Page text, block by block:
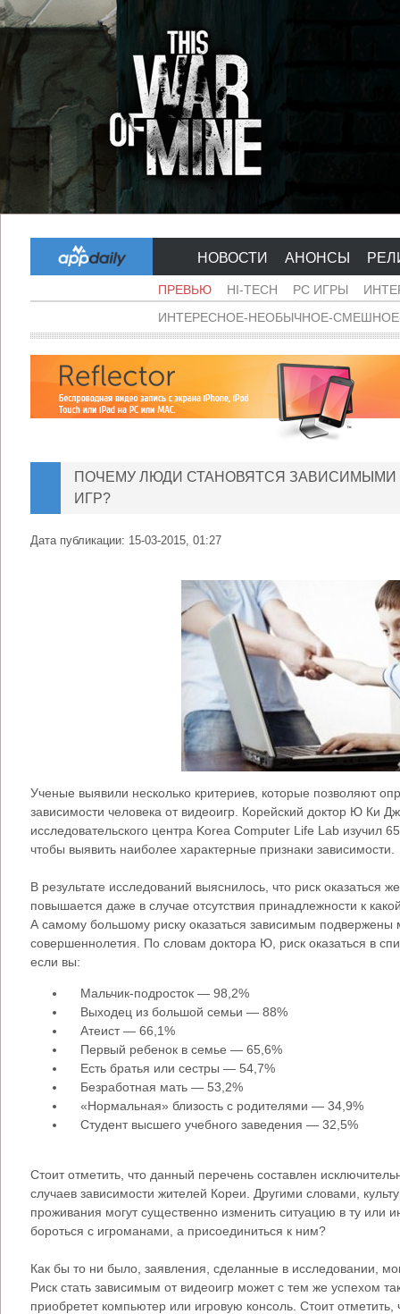
НОВОСТИ АНОНСЫ
ПРЕВЬЮ HI-TECH PC ИГРЫ
ИНТЕРЕСНОЕ-НЕОБЫЧНОЕ-
ПОЧЕМУ ЛЮДИ СТАНОВЯТСЯ
ИГР?
Дата публикации: 15-03-2015, 01:27
Ученые выявили несколько критериев, которые позволяют
зависимости человека от видеоигр. Корейский доктор Ю Ки
исследовательского центра Korea Computer Life Lab изучил
чтобы выявить наиболее характерные признаки зависимости.
В результате исследований выяснилось, что риск оказаться
повышается даже в случае отсутствия принадлежности к
А самому большому риску оказаться зависимым подвержены
совершеннолетия. По словам доктора Ю, риск оказаться в
если вы:
Мальчик-подросток — 98,2%
Выходец из большой семьи — 88%
Атеист — 66,1%
Первый ребенок в семье — 65,6%
Есть братья или сестры — 54,7%
Безработная мать — 53,2%
«Нормальная» близость с родителями — 34,9%
Студент высшего учебного заведения — 32,5%
Стоит отметить, что данный перечень составлен
случаев зависимости жителей Кореи. Другими словами,
проживания могут существенно изменить ситуацию в ту или
бороться с игроманами, а присоединиться к ним?
Как бы то ни было, заявления, сделанные в исследовании,
Риск стать зависимым от видеоигр может с тем же успехом
приобретет компьютер или игровую консоль. Стоит